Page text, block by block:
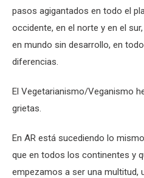
pasos agigantados en todo el
occidente, en el norte y en el
en mundo sin desarrollo, en
diferencias.
El Vegetarianismo/Veganismo
grietas.
En AR está sucediendo lo
que en todos los continentes y
empezamos a ser una multitud,